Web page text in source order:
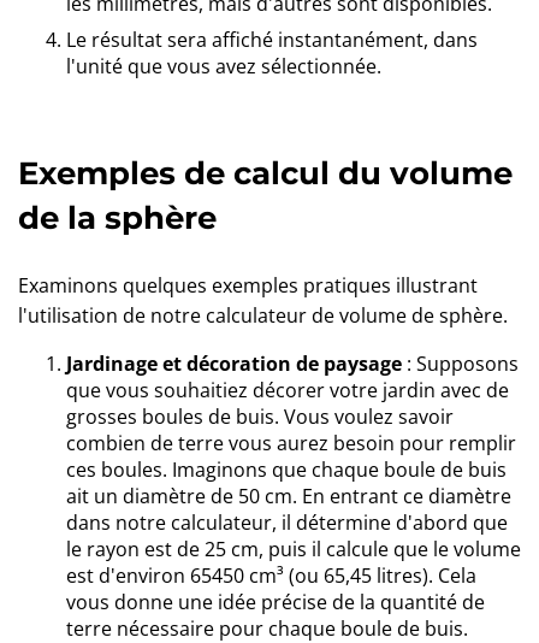
Le résultat sera affiché instantanément, dans
l'unité que vous avez sélectionnée.
Exemples de calcul du volume
de la sphère
Examinons quelques exemples pratiques illustrant
l'utilisation de notre calculateur de volume de sphère.
Jardinage et décoration de paysage : Supposons
que vous souhaitiez décorer votre jardin avec de
grosses boules de buis. Vous voulez savoir
combien de terre vous aurez besoin pour remplir
ces boules. Imaginons que chaque boule de buis
ait un diamètre de 50 cm. En entrant ce diamètre
dans notre calculateur, il détermine d'abord que
le rayon est de 25 cm, puis il calcule que le volume
est d'environ 65450 cm³ (ou 65,45 litres). Cela
vous donne une idée précise de la quantité de
terre nécessaire pour chaque boule de buis.